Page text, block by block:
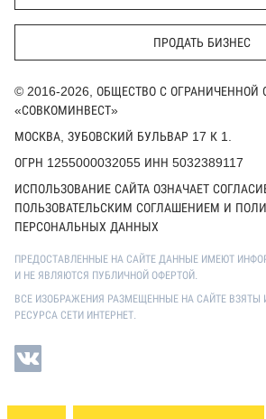
ПРОДАТЬ БИЗНЕС
© 2016-2026, ОБЩЕСТВО С ОГРАНИЧЕННОЙ
«СОВКОМИНВЕСТ»
МОСКВА, ЗУБОВСКИЙ БУЛЬВАР 17 К 1.
ОГРН 1255000032055 ИНН 5032389117
ИСПОЛЬЗОВАНИЕ САЙТА ОЗНАЧАЕТ
ПОЛЬЗОВАТЕЛЬСКИМ СОГЛАШЕНИЕМ И
ПЕРСОНАЛЬНЫХ ДАННЫХ
ПРЕДОСТАВЛЕННЫЕ НА САЙТЕ ДАННЫЕ ИМЕЮТ
И НЕ ЯВЛЯЮТСЯ ПУБЛИЧНОЙ ОФЕРТОЙ.
ВСЕ ИЗОБРАЖЕНИЯ РАЗМЕЩЕННЫЕ НА САЙТЕ ВЗЯТЫ
РЕСУРСА СЕТИ ИНТЕРНЕТ.